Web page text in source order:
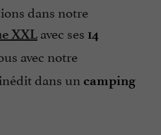
dans notre
XXL avec ses 14
avec notre
dans un camping